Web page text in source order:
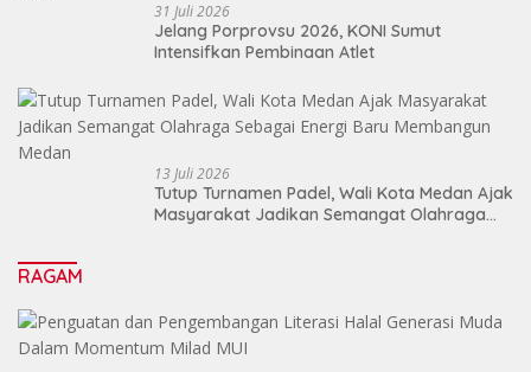
31 Juli 2026
Jelang Porprovsu 2026, KONI Sumut
Intensifkan Pembinaan Atlet
13 Juli 2026
Tutup Turnamen Padel, Wali Kota Medan Ajak
Masyarakat Jadikan Semangat Olahraga
RAGAM